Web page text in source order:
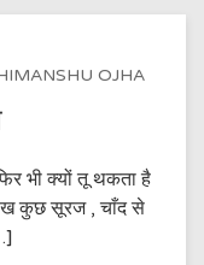
OJHA
भी क्यों तू थकता है
कुछ सूरज , चाँद से